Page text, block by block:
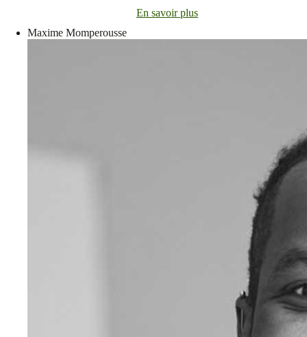
En savoir plus
Maxime Momperousse